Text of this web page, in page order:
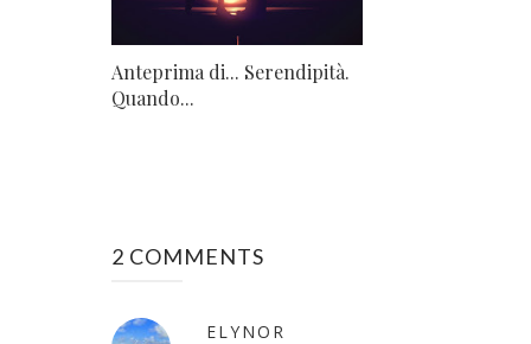
Anteprima di... Serendipità.
Quando...
2 COMMENTS
ELYNOR